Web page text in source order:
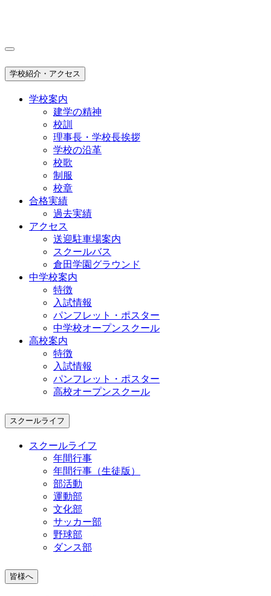
学校紹介・アクセス
学校案内
建学の精神
校訓
理事長・学校長挨拶
学校の沿革
校歌
制服
校章
合格実績
過去実績
アクセス
送迎駐車場案内
スクールバス
倉田学園グラウンド
中学校案内
特徴
入試情報
パンフレット・ポスター
中学校オープンスクール
高校案内
特徴
入試情報
パンフレット・ポスター
高校オープンスクール
スクールライフ
スクールライフ
年間行事
年間行事（生徒版）
部活動
運動部
文化部
サッカー部
野球部
ダンス部
皆様へ